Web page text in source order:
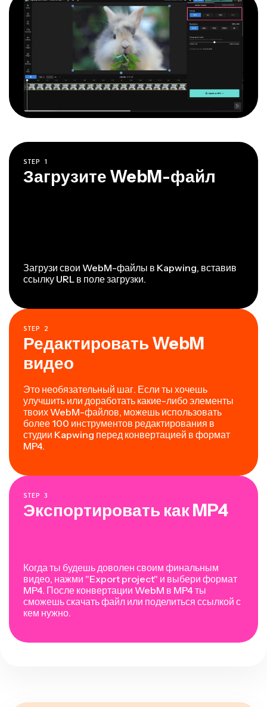
STEP 1
Загрузите WebM-файл
Загрузи свои WebM-файлы в Kapwing, вставив
ссылку URL в поле загрузки.
STEP 2
Редактировать WebM
видео
Это необязательный шаг. Если ты хочешь
улучшить или доработать какие-либо элементы
твоих WebM-файлов, можешь использовать
более 100 инструментов редактирования в
студии Kapwing перед конвертацией в формат
MP4.
STEP 3
Экспортировать как MP4
Когда ты будешь доволен своим финальным
видео, нажми "Export project" и выбери формат
MP4. После конвертации WebM в MP4 ты
сможешь скачать файл или поделиться ссылкой с
кем нужно.